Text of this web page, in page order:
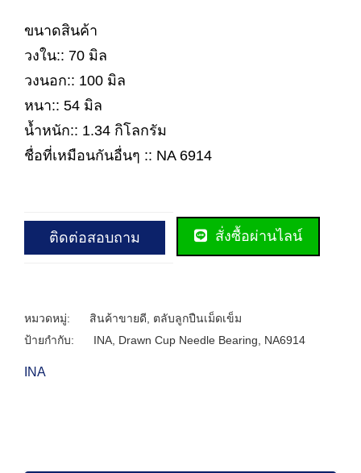
ขนาดสินค้า
วงใน:: 70 มิล
วงนอก:: 100 มิล
หนา:: 54 มิล
น้ำหนัก:: 1.34 กิโลกรัม
ชื่อที่เหมือนกันอื่นๆ :: NA 6914
ติดต่อสอบถาม สั่งซื้อผ่านไลน์
หมวดหมู่: สินค้าขายดี
ตลับลูกปืนเม็ดเข็ม
ป้ายกำกับ:
INA Drawn Cup Needle Bearing NA6914
INA